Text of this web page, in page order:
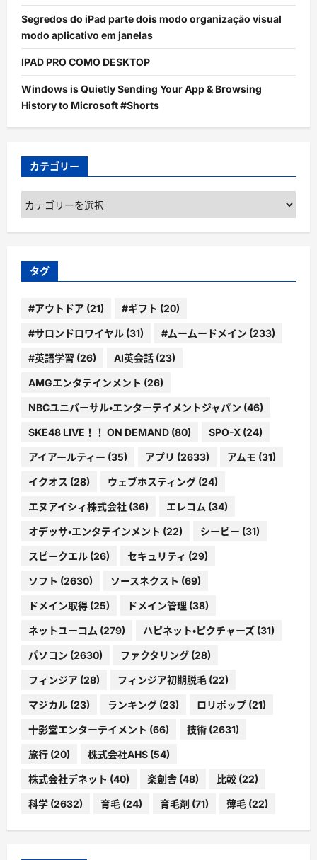
Segredos do iPad parte dois modo organização visual
modo aplicativo em janelas
IPAD PRO COMO DESKTOP
Windows is Quietly Sending Your App & Browsing
History to Microsoft #Shorts
カテゴリー
カ
テ
ゴ
ー
タグ
#アウトドア (21) #ギフト (20)
#サロンドロワイヤル (31) #ムームードメイン (233)
#英語学習 (26) AI英会話 (23)
AMGエンタテインメント (26)
NBCユニバーサル・エンターテイメントジャパン (46)
SKE48 LIVE！！ ON DEMAND (80) SPO-X (24)
アイアールティー (35) アプリ (2633) アムモ (31)
イクオス (28) ウェブホスティング (24)
エヌアイシィ株式会社 (36) エレコム (34)
オデッサ・エンタテインメント (22) シービー (31)
スピークエル (26) セキュリティ (29)
ソフト (2630) ソースネクスト (69)
ドメイン取得 (25) ドメイン管理 (38)
ネットユーコム (279) ハピネット・ピクチャーズ (31)
パソコン (2630) ファクタリング (28)
フィンジア (28) フィンジア初期脱毛 (22)
マジカル (23) ランキング (23) ロリポップ (21)
十影堂エンターテイメント (66) 技術 (2631)
旅行 (20) 株式会社AHS (54)
株式会社デネット (40) 楽創舎 (48) 比較 (22)
科学 (2632) 育毛 (24) 育毛剤 (71) 薄毛 (22)